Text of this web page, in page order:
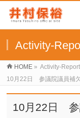
Activity-
HOME » Activity-Report
10月22日 参議院議員補
10月22日 参